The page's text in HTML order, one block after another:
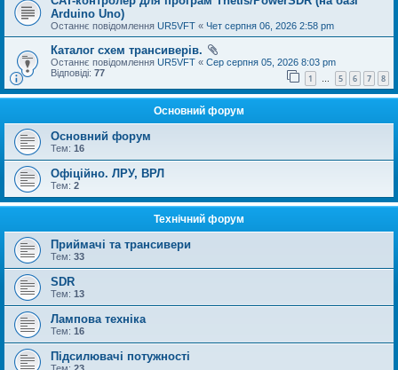
Arduino Uno)
Останнє повідомлення UR5VFT « Чет серпня 06, 2026 2:58 pm
Каталог схем трансиверів.
Останнє повідомлення UR5VFT « Сер серпня 05, 2026 8:03 pm
Відповіді: 77 1 … 5 6 7 8
Основний форум
Основний форум
Тем: 16
Офіційно. ЛРУ, ВРЛ
Тем: 2
Технічний форум
Приймачі та трансивери
Тем: 33
SDR
Тем: 13
Лампова техніка
Тем: 16
Підсилювачі потужності
Тем: 23